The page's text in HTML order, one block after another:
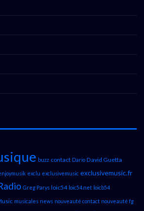
buzz contact Dario David Guetta
exclu exclusivemusic exclusivemusic.fr
Greg Parys loic54 loic54.net loicb54
musicales news nouveauté contact nouveauté fg